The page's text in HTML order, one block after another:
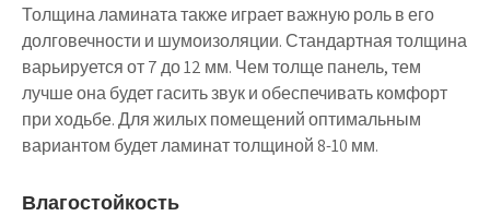
Толщина ламината также играет важную роль в его
долговечности и шумоизоляции. Стандартная толщина
варьируется от 7 до 12 мм. Чем толще панель, тем
лучше она будет гасить звук и обеспечивать комфорт
при ходьбе. Для жилых помещений оптимальным
вариантом будет ламинат толщиной 8-10 мм.
Влагостойкость